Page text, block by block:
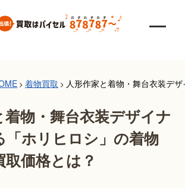
> 着物買取 > 人形作家と着物・舞台衣装デ
着物・舞台衣装デザイナ
「ホリヒロシ」の着物
価格とは？